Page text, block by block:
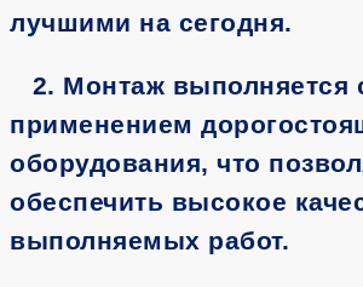
лучшими на сегодня.
2. Монтаж выполняется
применением
оборудования, что
обеспечить высокое
выполняемых работ.